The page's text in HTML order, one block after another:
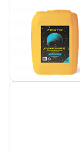
металлу
по